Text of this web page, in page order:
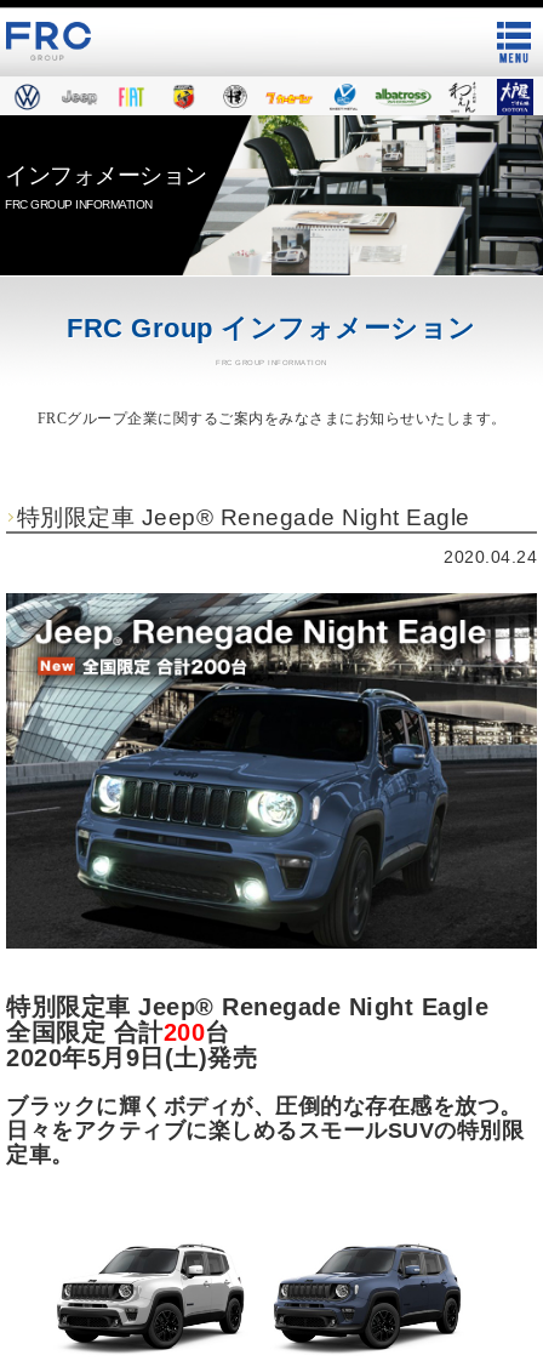
インフォメーション
FRC GROUP INFORMATION
FRC Group インフォメーション
FRC GROUP INFORMATION
FRCグループ企業に関するご案内をみなさまにお知らせいたします。
特別限定車 Jeep® Renegade Night Eagle
2020.04.24
特別限定車 Jeep® Renegade Night Eagle
全国限定 合計200台
2020年5月9日(土)発売
ブラックに輝くボディが、圧倒的な存在感を放つ。
日々をアクティブに楽しめるスモールSUVの特別限
定車。